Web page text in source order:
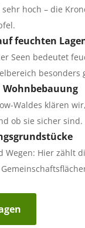
hoch – die
feuchten
Seen bedeutet
besonders
Wohnbebauung
Waldes klären
ob sie sicher sind.
Wegen: Hier zählt